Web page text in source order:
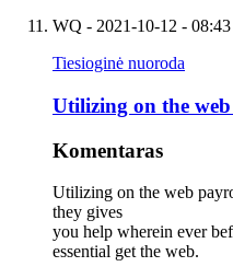
WQ - 2021-10-12 - 08:43
Tiesioginė nuoroda
Utilizing on the
Komentaras
Utilizing on the web
they gives
you help wherein ever
essential get the web.